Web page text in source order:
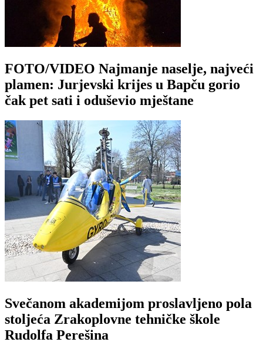
FOTO/VIDEO Najmanje naselje, najveći
plamen: Jurjevski krijes u Bapču gorio
čak pet sati i oduševio mještane
Svečanom akademijom proslavljeno pola
stoljeća Zrakoplovne tehničke škole
Rudolfa Perešina